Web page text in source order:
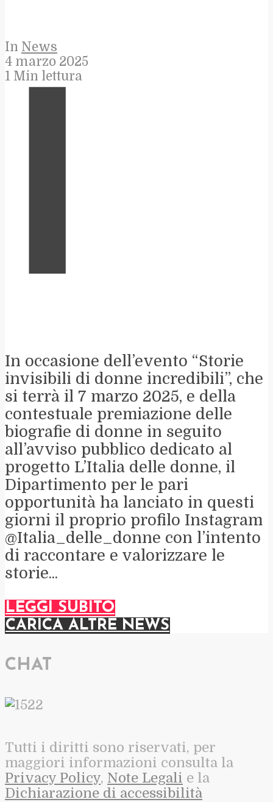
In News
4 marzo 2025
1 Min lettura
I
In occasione dell’evento “Storie
invisibili di donne incredibili”, che
si terrà il 7 marzo 2025, e della
contestuale premiazione delle
biografie di donne in seguito
all’avviso pubblico dedicato al
progetto L’Italia delle donne, il
Dipartimento per le pari
opportunità ha lanciato in questi
giorni il proprio profilo Instagram
@Italia_delle_donne con l’intento
di raccontare e valorizzare le
storie...
LEGGI SUBITO
CARICA ALTRE NEWS
CHAT
Tutti i diritti sono riservati, per
maggiori informazioni consulta la
Privacy Policy, Note Legali e la
Dichiarazione di accessibilità